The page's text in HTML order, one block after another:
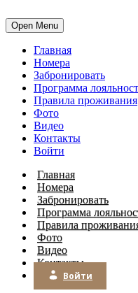
Open Menu
Главная
Номера
Забронировать
Программа
Правила проживания
Фото
Видео
Контакты
Войти
Главная
Номера
Забронировать
Программа
Правила
Фото
Видео
Контакты
Войти